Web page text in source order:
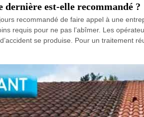
est-elle recommandé ?
recommandé de faire appel à une
requis pour ne pas l’abîmer. Les
se produise. Pour un traitement